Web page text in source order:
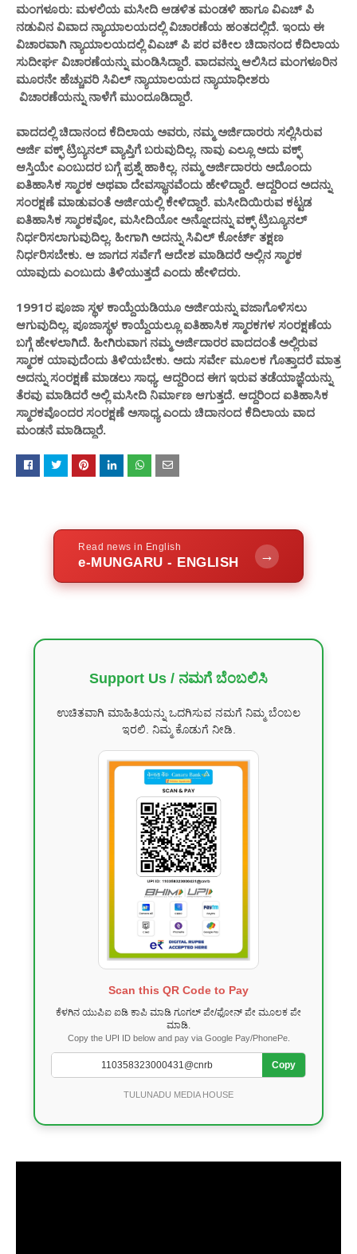
ಮಂಗಳೂರು: ಮಳಲಿಯ ಮಸೀದಿ ಆಡಳಿತ ಮಂಡಳಿ ಹಾಗೂ ವಿಎಚ್ ಪಿ
ನಡುವಿನ ವಿವಾದ ನ್ಯಾಯಾಲಯದಲ್ಲಿ ವಿಚಾರಣೆಯ ಹಂತದಲ್ಲಿದೆ. ಇಂದು ಈ
ವಿಚಾರವಾಗಿ ನ್ಯಾಯಾಲಯದಲ್ಲಿ ವಿಎಚ್ ಪಿ ಪರ ವಕೀಲ ಚಿದಾನಂದ ಕೆದಿಲಾಯ
ಸುದೀರ್ಘ ವಿಚಾರಣೆಯನ್ನು ಮಂಡಿಸಿದ್ದಾರೆ. ವಾದವನ್ನು ಆಲಿಸಿದ ಮಂಗಳೂರಿನ
ಮೂರನೇ ಹೆಚ್ಚುವರಿ ಸಿವಿಲ್ ನ್ಯಾಯಾಲಯದ ನ್ಯಾಯಾಧೀಶರು
ವಿಚಾರಣೆಯನ್ನು ನಾಳೆಗೆ ಮುಂದೂಡಿದ್ದಾರೆ.
ವಾದದಲ್ಲಿ ಚಿದಾನಂದ ಕೆದಿಲಾಯ ಅವರು, ನಮ್ಮ ಅರ್ಜಿದಾರರು ಸಲ್ಲಿಸಿರುವ
ಅರ್ಜಿ ವಕ್ಫ್ ಟ್ರಿಬ್ಯನಲ್ ವ್ಯಾಪ್ತಿಗೆ ಬರುವುದಿಲ್ಲ. ನಾವು ಎಲ್ಲೂ ಅದು ವಕ್ಫ್
ಆಸ್ತಿಯೇ ಎಂಬುದರ ಬಗ್ಗೆ ಪ್ರಶ್ನೆ ಹಾಕಿಲ್ಲ. ನಮ್ಮ ಅರ್ಜಿದಾರರು ಅದೊಂದು
ಐತಿಹಾಸಿಕ ಸ್ಮಾರಕ ಅಥವಾ ದೇವಸ್ಥಾನವೆಂದು ಹೇಳಿದ್ದಾರೆ.‌ ಆದ್ದರಿಂದ ಅದನ್ನು
ಸಂರಕ್ಷಣೆ ಮಾಡುವಂತೆ ಅರ್ಜಿಯಲ್ಲಿ ಕೇಳಿದ್ದಾರೆ.‌ ಮಸೀದಿಯಿರುವ ಕಟ್ಟಡ
ಐತಿಹಾಸಿಕ ಸ್ಮಾರಕವೋ, ಮಸೀದಿಯೋ ಅನ್ನೋದನ್ನು ವಕ್ಫ್ ಟ್ರಿಬ್ಯೂನಲ್
ನಿರ್ಧರಿಸಲಾಗುವುದಿಲ್ಲ.‌ ಹೀಗಾಗಿ ಅದನ್ನು ಸಿವಿಲ್ ಕೋರ್ಟ್ ತಕ್ಷಣ
ನಿರ್ಧರಿಸಬೇಕು. ಆ ಜಾಗದ ಸರ್ವೆಗೆ ಆದೇಶ ಮಾಡಿದರೆ ಅಲ್ಲಿನ ಸ್ಮಾರಕ
ಯಾವುದು ಎಂಬುದು ತಿಳಿಯುತ್ತದೆ ಎಂದು ಹೇಳಿದರು.
1991ರ ಪೂಜಾ ಸ್ಥಳ ಕಾಯ್ದೆಯಡಿಯೂ ಅರ್ಜಿಯನ್ನು ವಜಾಗೊಳಿಸಲು
ಆಗುವುದಿಲ್ಲ. ಪೂಜಾಸ್ಥಳ ಕಾಯ್ದೆಯಲ್ಲೂ ಐತಿಹಾಸಿಕ ಸ್ಮಾರಕಗಳ ಸಂರಕ್ಷಣೆಯ
ಬಗ್ಗೆ ಹೇಳಲಾಗಿದೆ. ಹೀಗಿರುವಾಗ ನಮ್ಮ ಅರ್ಜಿದಾರರ ವಾದದಂತೆ‌ ಅಲ್ಲಿರುವ
ಸ್ಮಾರಕ ಯಾವುದೆಂದು ತಿಳಿಯಬೇಕು. ಅದು ಸರ್ವೇ ಮೂಲಕ ಗೊತ್ತಾದರೆ ಮಾತ್ರ
ಅದನ್ನು ಸಂರಕ್ಷಣೆ ಮಾಡಲು ಸಾಧ್ಯ. ಆದ್ದರಿಂದ ಈಗ ಇರುವ ತಡೆಯಾಜ್ಞೆಯನ್ನು
ತೆರವು ಮಾಡಿದರೆ ಅಲ್ಲಿ ಮಸೀದಿ ನಿರ್ಮಾಣ ಆಗುತ್ತದೆ. ಆದ್ದರಿಂದ ಐತಿಹಾಸಿಕ
ಸ್ಮಾರಕವೊಂದರ ಸಂರಕ್ಷಣೆ ಅಸಾಧ್ಯ ಎಂದು ಚಿದಾನಂದ ಕೆದಿಲಾಯ ವಾದ
ಮಂಡನೆ ಮಾಡಿದ್ದಾರೆ.
Read news in English
e-MUNGARU - ENGLISH →
Support Us / ನಮಗೆ ಬೆಂಬಲಿಸಿ
ಉಚಿತವಾಗಿ ಮಾಹಿತಿಯನ್ನು ಒದಗಿಸುವ ನಮಗೆ ನಿಮ್ಮ ಬೆಂಬಲ
ಇರಲಿ. ನಿಮ್ಮ ಕೊಡುಗೆ ನೀಡಿ.
Scan this QR Code to Pay
ಕೆಳಗಿನ ಯುಪಿಐ ಐಡಿ ಕಾಪಿ ಮಾಡಿ ಗೂಗಲ್ ಪೇ/ಫೋನ್ ಪೇ ಮೂಲಕ ಪೇ
ಮಾಡಿ.
Copy the UPI ID below and pay via Google Pay/PhonePe.
Copy
TULUNADU MEDIA HOUSE